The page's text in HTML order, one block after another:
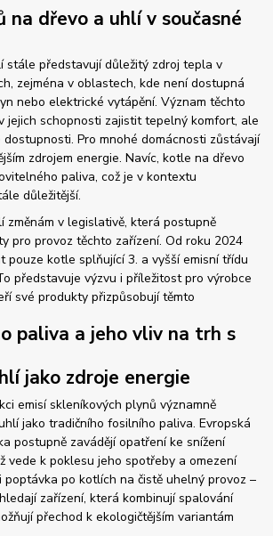
na dřevo a uhlí v současné
stále představují důležitý zdroj tepla v
zejména v oblastech, kde není dostupná
nebo elektrické vytápění. Význam těchto
jejich schopnosti zajistit tepelný komfort, ale
dostupnosti. Pro mnohé domácnosti zůstávají
zdrojem energie. Navíc, kotle na dřevo
paliva, což je v kontextu
důležitější.
změnám v legislativě, která postupně
pro provoz těchto zařízení. Od roku 2024
pouze kotle splňující 3. a vyšší emisní třídu
představuje výzvu i příležitost pro výrobce
své produkty přizpůsobují těmto
paliva a jeho vliv na trh s
jako zdroje energie
emisí skleníkových plynů významně
jako tradičního fosilního paliva. Evropská
postupně zavádějí opatření ke snížení
vede k poklesu jeho spotřeby a omezení
poptávka po kotlích na čistě uhelný provoz –
zařízení, která kombinují spalování
přechod k ekologičtějším variantám